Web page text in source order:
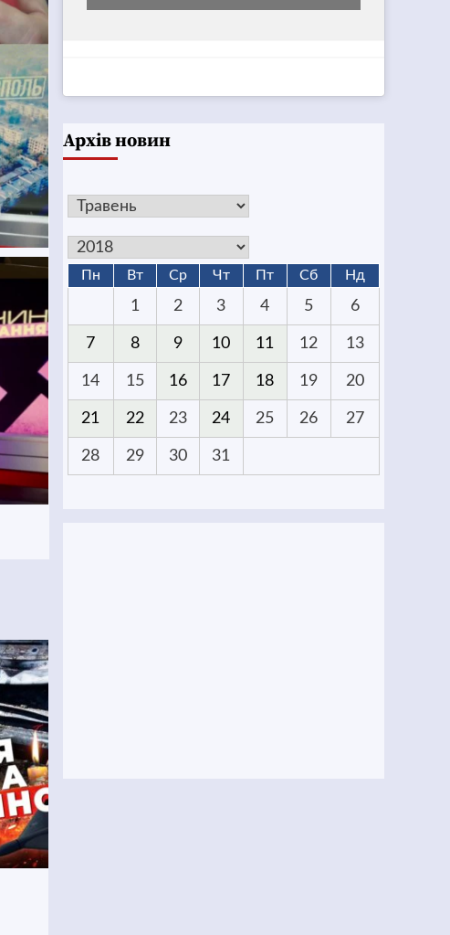
Архів новин
Пн Вт Ср Чт Пт Сб Нд
1 2 3 4 5 6
7 8 9 10 11 12 13
14 15 16 17 18 19 20
21 22 23 24 25 26 27
28 29 30 31